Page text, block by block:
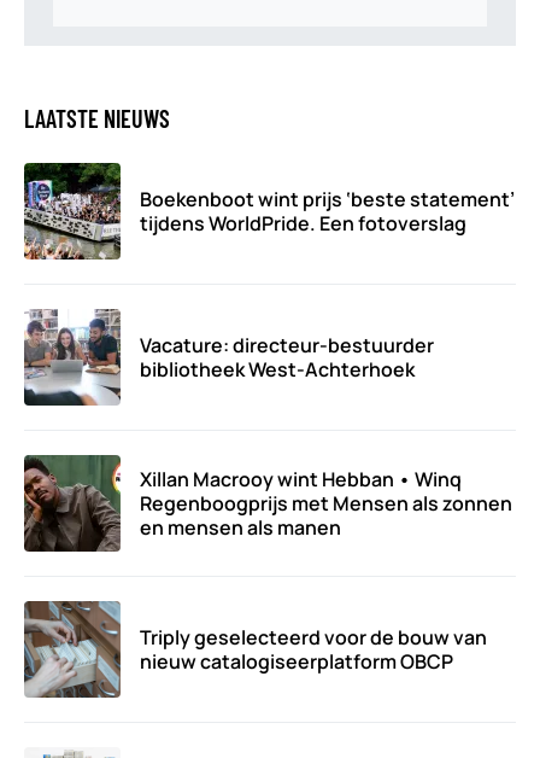
LAATSTE NIEUWS
Boekenboot wint prijs ‘beste statement’
tijdens WorldPride. Een fotoverslag
Vacature: directeur-bestuurder
bibliotheek West-Achterhoek
Xillan Macrooy wint Hebban • Winq
Regenboogprijs met Mensen als zonnen
en mensen als manen
Triply geselecteerd voor de bouw van
nieuw catalogiseerplatform OBCP